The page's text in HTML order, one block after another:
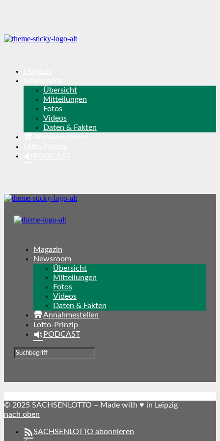
Übersicht
Mitteilungen
Fotos
Videos
Daten & Fakten
Magazin
Newsroom
Übersicht
Mitteilungen
Fotos
Videos
Daten & Fakten
Annahmestellen
Lotto-Prinzip
PODCAST
© 2025 SACHSENLOTTO – Made with ♥ in Leipzig
nach oben
SACHSENLOTTO abonnieren